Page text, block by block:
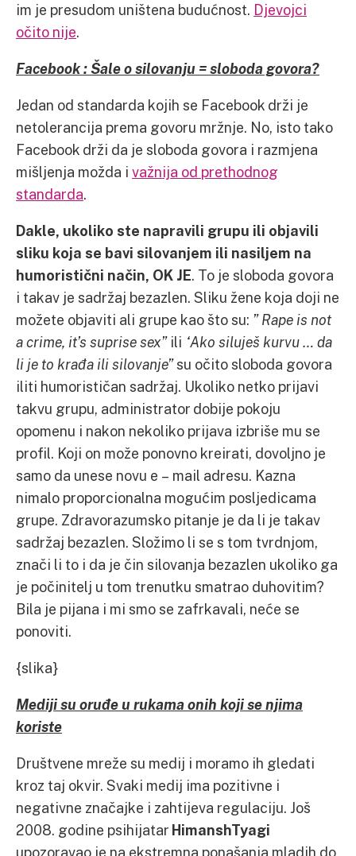
im je presudom uništena budućnost. Djevojci
očito nije.
Facebook : Šale o silovanju = sloboda govora?
Jedan od standarda kojih se Facebook drži je
netolerancija prema govoru mržnje. No, isto tako
Facebook drži da je sloboda govora i razmjena
mišljenja možda i važnija od prethodnog
standarda.
Dakle, ukoliko ste napravili grupu ili objavili
sliku koja se bavi silovanjem ili nasiljem na
humoristični način, OK JE. To je sloboda govora
i takav je sadržaj bezazlen. Sliku žene koja doji ne
možete objaviti ali grupe kao što su: ” Rape is not
a crime, it’s suprise sex”ili “Ako siluješ kurvu … da
li je to krađa ili silovanje”su očito sloboda govora
iliti humorističan sadržaj. Ukoliko netko prijavi
takvu grupu, administrator dobije pokoju
opomenu i nakon nekoliko prijava izbriše mu se
profil. Koji on može ponovno kreirati, dovoljno je
samo da unese novu e – mail adresu. Kazna
nimalo proporcionalna mogućim posljedicama
grupe. Zdravorazumsko pitanje je da li je takav
sadržaj bezazlen. Složimo li se s tom tvrdnjom,
znači li to i da je čin silovanja bezazlen ukoliko ga
je počinitelj u tom trenutku smatrao duhovitim?
Bila je pijana i mi smo se zafrkavali, neće se
ponoviti.
{slika}
Mediji su oruđe u rukama onih koji se njima
koriste
Društvene mreže su medij i moramo ih gledati
kroz taj okvir. Svaki medij ima pozitivne i
negativne značajke i zahtijeva regulaciju. Još
2008. godine psihijatar HimanshTyagi
upozoravao je na ekstremna ponašanja mladih do